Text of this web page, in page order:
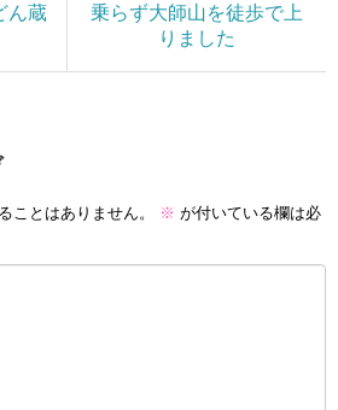
ん蔵
乗らず大師山を徒歩で上
りました
ことはありません。 ※ が付いている欄は必